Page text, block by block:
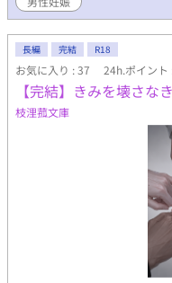
※オメガバース独自設定あ
長編 完結 R18
お気に入り : 37 24h.ポイント
【完結】きみを壊さな
枝浬菰文庫